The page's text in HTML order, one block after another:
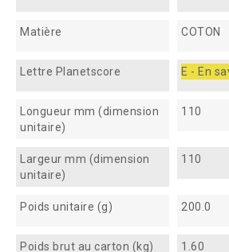
Matière COTON
Lettre Planetscore E - En
Longueur mm (dimension
unitaire)
110
Largeur mm (dimension
unitaire)
110
Poids unitaire (g) 200.0
Poids brut au carton (kg) 1.60